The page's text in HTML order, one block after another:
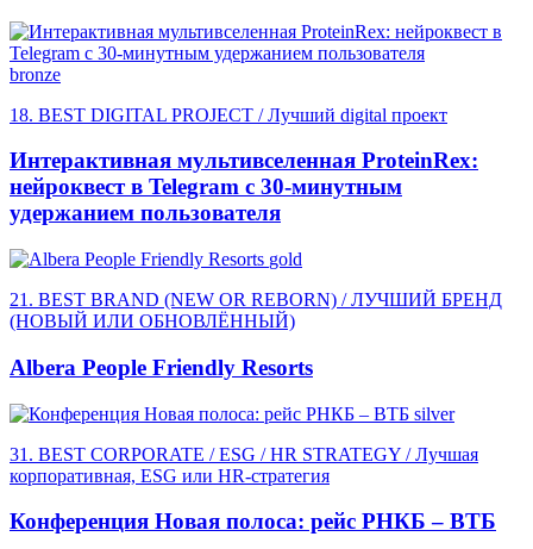
bronze
18. BEST DIGITAL PROJECT / Лучший digital проект
Интерактивная мультивселенная ProteinRex:
нейроквест в Telegram с 30-минутным
удержанием пользователя
gold
21. BEST BRAND (NEW OR REBORN) / ЛУЧШИЙ БРЕНД
(НОВЫЙ ИЛИ ОБНОВЛЁННЫЙ)
Albera People Friendly Resorts
silver
31. BEST CORPORATE / ESG / HR STRATEGY / Лучшая
корпоративная, ESG или HR-стратегия
Конференция Новая полоса: рейс РНКБ – ВТБ